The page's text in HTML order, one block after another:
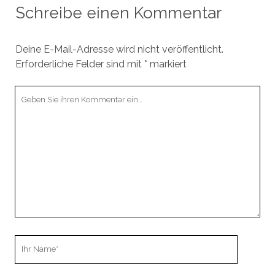
Schreibe einen Kommentar
Deine E-Mail-Adresse wird nicht veröffentlicht.
Erforderliche Felder sind mit * markiert